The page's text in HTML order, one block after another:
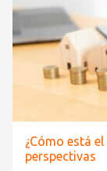
¿Cómo está
perspectivas